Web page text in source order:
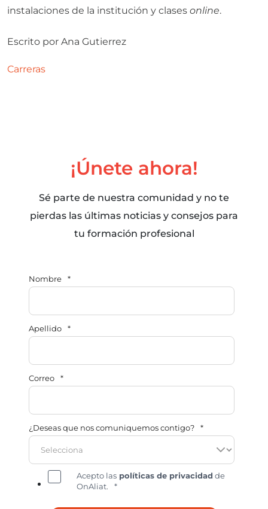
instalaciones de la institución y clases online.
Escrito por Ana Gutierrez
Carreras
¡Únete ahora!
Sé parte de nuestra comunidad y no te
pierdas las últimas noticias y consejos para
tu formación profesional
Nombre *
Apellido *
Correo *
¿Deseas que nos comuniquemos contigo? *
Acepto las políticas de privacidad de
OnAliat.
*